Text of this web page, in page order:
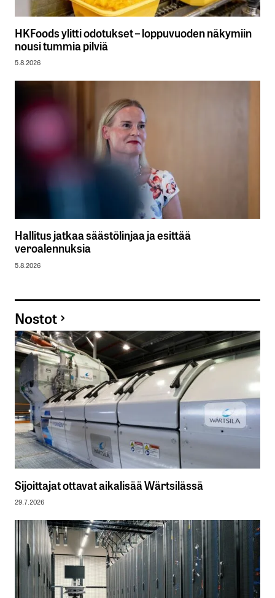
HKFoods ylitti odotukset – loppuvuoden näkymiin
nousi tummia pilviä
5.8.2026
Hallitus jatkaa säästölinjaa ja esittää
veroalennuksia
5.8.2026
Nostot
Sijoittajat ottavat aikalisää Wärtsilässä
29.7.2026